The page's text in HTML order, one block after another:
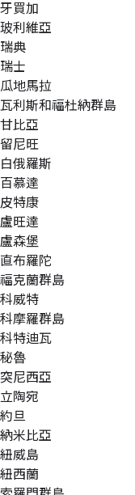
牙買加
玻利維亞
瑞典
瑞士
瓜地馬拉
瓦利斯和福杜納群島
甘比亞
留尼旺
白俄羅斯
百慕達
皮特康
盧旺達
盧森堡
直布羅陀
福克蘭群島
科威特
科摩羅群島
科特迪瓦
秘魯
突尼西亞
立陶宛
約旦
納米比亞
紐威島
紐西蘭